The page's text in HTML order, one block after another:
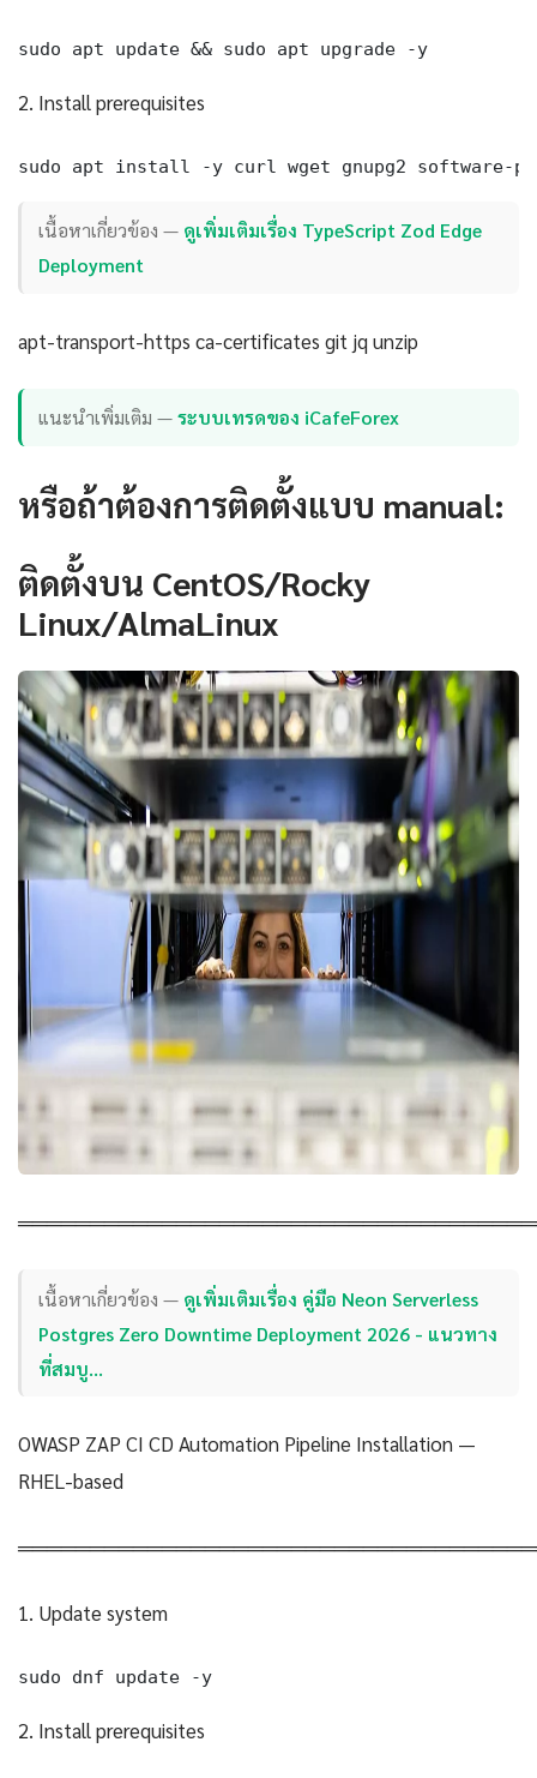
sudo apt update && sudo apt upgrade -y
2. Install prerequisites
sudo apt install -y curl wget gnupg2 software-
เนื้อหาเกี่ยวข้อง — ดูเพิ่มเติมเรื่อง TypeScript Zod Edge
Deployment
apt-transport-https ca-certificates git jq unzip
แนะนำเพิ่มเติม —ระบบเทรดของ iCafeForex
หรือถ้าต้องการติดตั้งแบบ manual:
ติดตั้งบน CentOS/Rocky
Linux/AlmaLinux
เนื้อหาเกี่ยวข้อง — ดูเพิ่มเติมเรื่อง คู่มือ Neon Serverless
Postgres Zero Downtime Deployment 2026 - แนวทาง
ที่สมบู…
OWASP ZAP CI CD Automation Pipeline Installation —
RHEL-based
1. Update system
sudo dnf update -y
2. Install prerequisites